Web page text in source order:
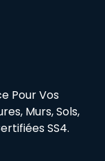
Pour Vos
Murs, Sols,
SS4.